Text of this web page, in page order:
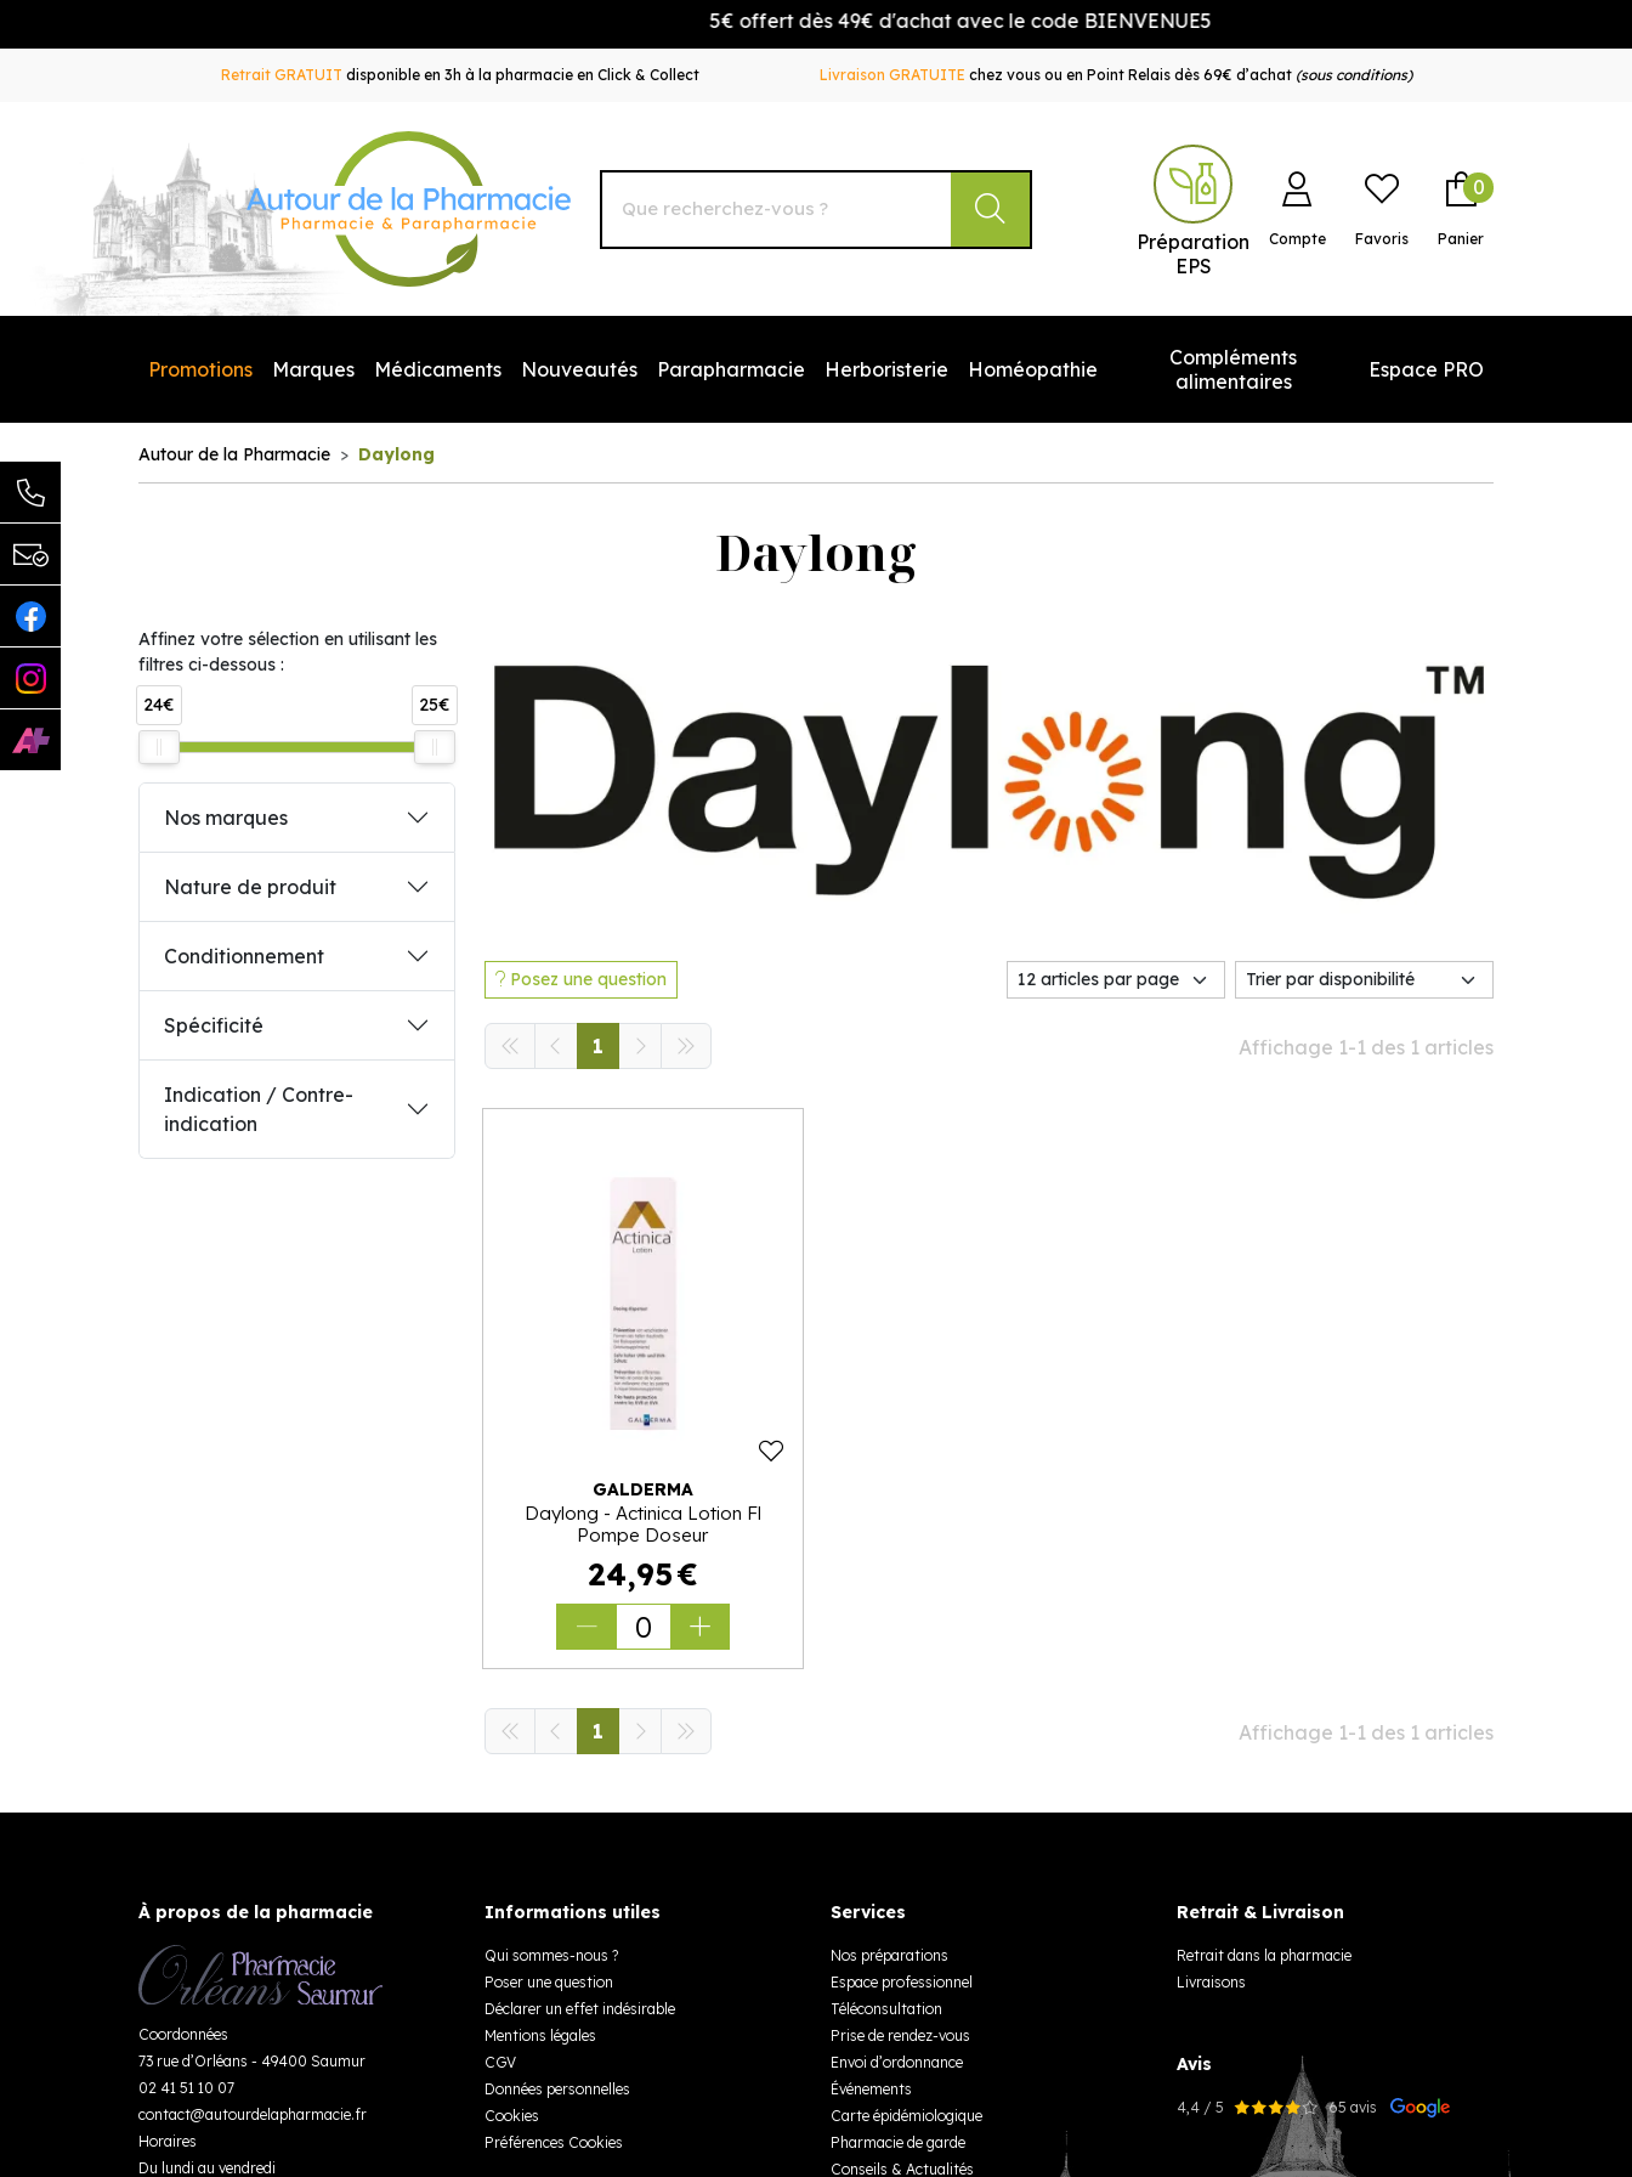
5€ offert dès 49€ d'achat avec le code BIENVENUE5
Retrait GRATUIT disponible en 3h à la pharmacie en Click & Collect Livraison GRATUITE chez vous ou en Point Relais dès 69€ d’achat (sous conditions)
Autour de la Pharmacie Votre pharmacie en ligne à votre service
Préparation
EPS
Compte Favoris Panier
0
Promotions Marques Médicaments Nouveautés Parapharmacie Herboristerie Homéopathie
Compléments
alimentaires
Espace PRO
Autour de la Pharmacie Daylong
Daylong
Posez une question
Affichage 1-1 des 1 articles
1
GALDERMA
Daylong - Actinica Lotion Fl
Pompe Doseur
24,95€
0
Affichage 1-1 des 1 articles
1
Affinez votre sélection en utilisant les
filtres ci-dessous :
24€
25€
Nos marques
Nature de produit
Conditionnement
Spécificité
Indication / Contre-
indication
À propos de la pharmacie
Coordonnées
73 rue d’Orléans - 49400 Saumur
02 41 51 10 07
contact@autourdelapharmacie.fr
Horaires
Du lundi au vendredi
Informations utiles
Qui sommes-nous ?
Poser une question
Déclarer un effet indésirable
Mentions légales
CGV
Données personnelles
Cookies
Préférences Cookies
Services
Nos préparations
Espace professionnel
Téléconsultation
Prise de rendez-vous
Envoi d’ordonnance
Événements
Carte épidémiologique
Pharmacie de garde
Conseils & Actualités
Retrait & Livraison
Retrait dans la pharmacie
Livraisons
Avis
4,4 / 5 65 avis